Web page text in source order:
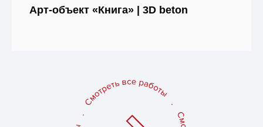
Арт-объект «Книга» | 3D beton